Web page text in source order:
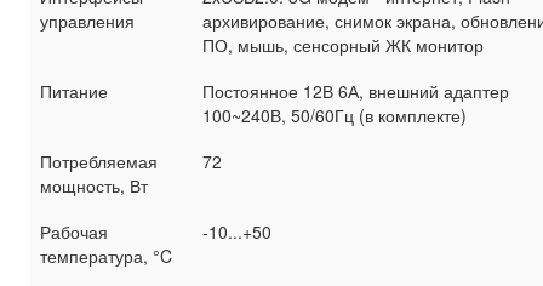
управления
архивирование, снимок экрана,
ПО, мышь, сенсорный ЖК монитор
Питание
Постоянное 12В 6А, внешний адаптер
100~240В, 50/60Гц (в комплекте)
Потребляемая
мощность, Вт
72
Рабочая
температура, °C
-10...+50